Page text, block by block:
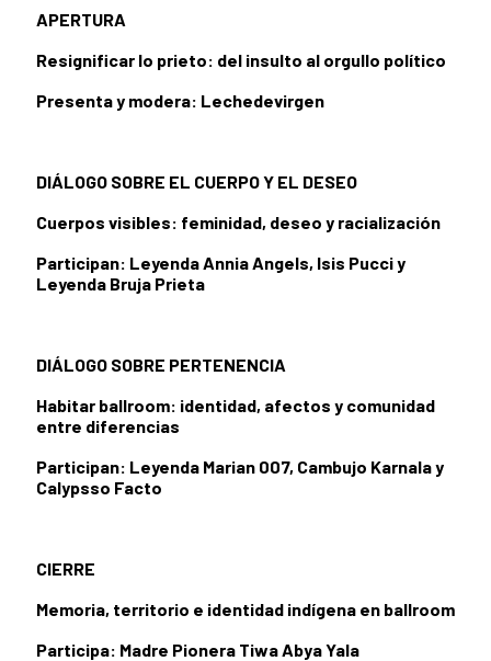
APERTURA
Resignificar lo prieto: del insulto al orgullo político
Presenta y modera: Lechedevirgen
DIÁLOGO SOBRE EL CUERPO Y EL DESEO
Cuerpos visibles: feminidad, deseo y racialización
Participan: Leyenda Annia Angels, Isis Pucci y
Leyenda Bruja Prieta
DIÁLOGO SOBRE PERTENENCIA
Habitar ballroom: identidad, afectos y comunidad
entre diferencias
Participan: Leyenda Marian 007, Cambujo Karnala y
Calypsso Facto
CIERRE
Memoria, territorio e identidad indígena en ballroom
Participa: Madre Pionera Tiwa Abya Yala